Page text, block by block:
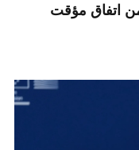
اتفاق مؤقت